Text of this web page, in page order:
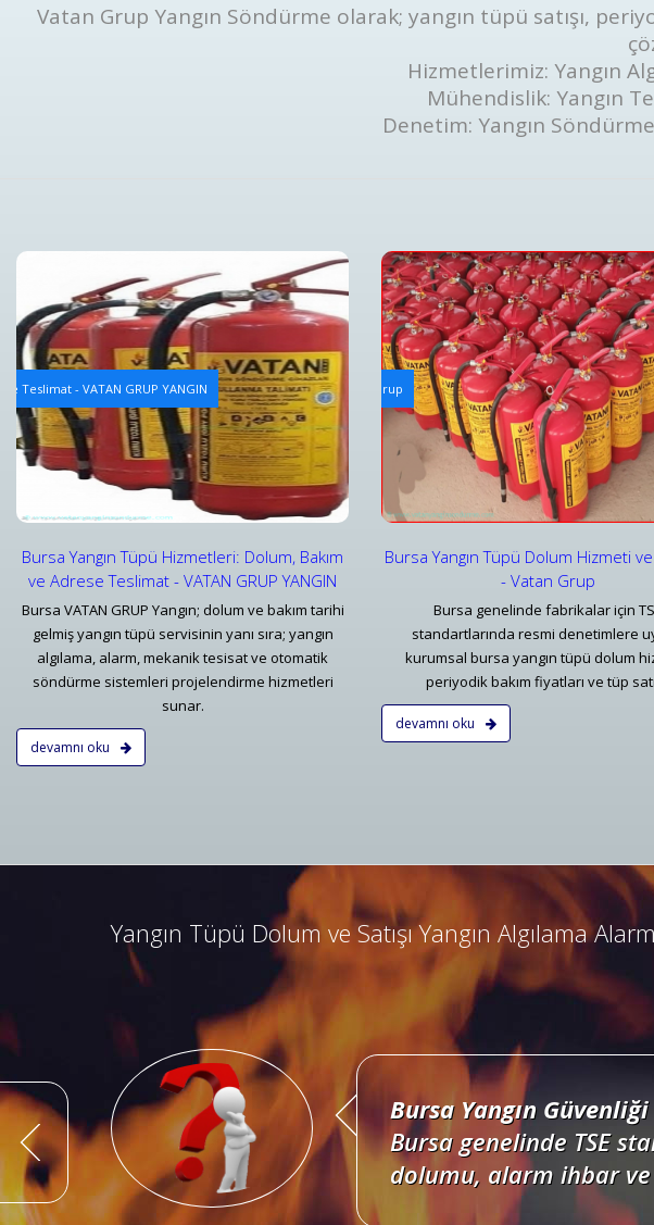
Vatan Grup Yangın Söndürme olarak; yangın tüpü satışı,
Hizmetlerimiz: Yangın
Mühendislik: Yangın
Denetim: Yangın
Teslimat - VATAN GRUP YANGIN
Bursa Yangın Tüpü Hizmetleri: Dolum, Bakım
ve Adrese Teslimat - VATAN GRUP YANGIN
Bursa VATAN GRUP Yangın; dolum ve bakım tarihi
gelmiş yangın tüpü servisinin yanı sıra; yangın
algılama, alarm, mekanik tesisat ve otomatik
söndürme sistemleri projelendirme hizmetleri
sunar.
devamnı oku
Yangın Tüpü Dolum Hizmeti
Bursa Yangın Tüpü Dolum Hizmeti ve Fiyatları - Vatan Grup
Detaylar
Bursa Yangın Tüpü Dolum Hizmeti ve
- Vatan Grup
Bursa genelinde fabrikalar için
standartlarında resmi denetimlere
kurumsal bursa yangın tüpü dolum
periyodik bakım fiyatları ve tüp
devamnı oku
Yangın Algılama ve Alarm Bakım ve
Yangın Algılama ve Alarm Sistemi
Detaylar
Yangın Tüpü Dolum ve Satışı Yangın Algılama
Bursa Yangın
Bursa adresli ve
kombine dedektörler,
Bursa Yangın
Bursa genelinde TSE
dolumu, alarm ihbar